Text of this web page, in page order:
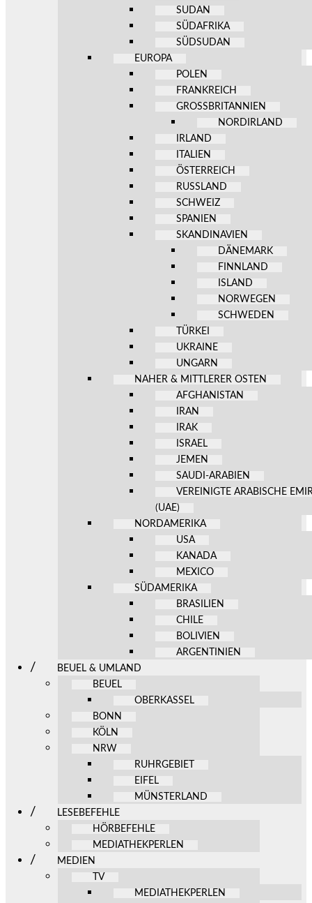
SUDAN
SÜDAFRIKA
SÜDSUDAN
EUROPA
POLEN
FRANKREICH
GROSSBRITANNIEN
NORDIRLAND
IRLAND
ITALIEN
ÖSTERREICH
RUSSLAND
SCHWEIZ
SPANIEN
SKANDINAVIEN
DÄNEMARK
FINNLAND
ISLAND
NORWEGEN
SCHWEDEN
TÜRKEI
UKRAINE
UNGARN
NAHER & MITTLERER OSTEN
AFGHANISTAN
IRAN
IRAK
ISRAEL
JEMEN
SAUDI-ARABIEN
VEREINIGTE ARABISCHE
(UAE)
NORDAMERIKA
USA
KANADA
MEXICO
SÜDAMERIKA
BRASILIEN
CHILE
BOLIVIEN
ARGENTINIEN
BEUEL & UMLAND
BEUEL
OBERKASSEL
BONN
KÖLN
NRW
RUHRGEBIET
EIFEL
MÜNSTERLAND
LESEBEFEHLE
HÖRBEFEHLE
MEDIATHEKPERLEN
MEDIEN
TV
MEDIATHEKPERLEN